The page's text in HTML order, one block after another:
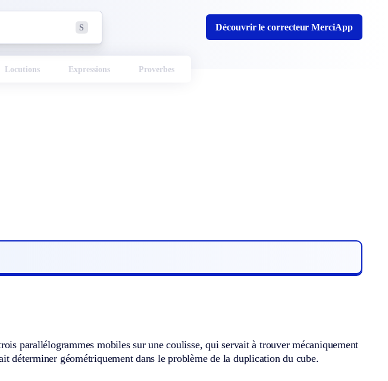
S Découvrir le correcteur MerciApp
Locutions Expressions Proverbes
parallélogrammes mobiles sur une coulisse, qui servait à trouver mécaniquement
déterminer géométriquement dans le problème de la duplication du cube.